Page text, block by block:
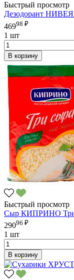
Быстрый просмотр
Дезодорант НИВЕЯ
46998 ₽
1 шт
В корзину
Быстрый просмотр
Сыр КИПРИНО Три
29096 ₽
1 шт
В корзину